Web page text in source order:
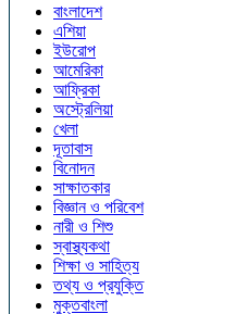
বাংলাদেশ
এশিয়া
ইউরোপ
আমেরিকা
আফ্রিকা
অস্ট্রেলিয়া
খেলা
দূতাবাস
বিনোদন
সাক্ষাতকার
বিজ্ঞান ও পরিবেশ
নারী ও শিশু
স্বাস্থ্যকথা
শিক্ষা ও সাহিত্য
তথ্য ও প্রযুক্তি
মুক্তবাংলা